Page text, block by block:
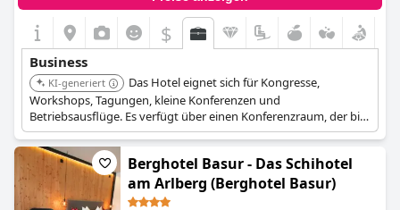
$
Business
KI-generiert
Das Hotel eignet sich für Kongresse,
Workshops, Tagungen, kleine Konferenzen und
Betriebsausflüge. Es verfügt über einen Konferenzraum, der bis
zu 90 Teilnehmer fasst und mit Veranstaltungstechnik und einer
Bühne ausgestattet ist.
Berghotel Basur - Das Schihotel
am Arlberg (Berghotel Basur)